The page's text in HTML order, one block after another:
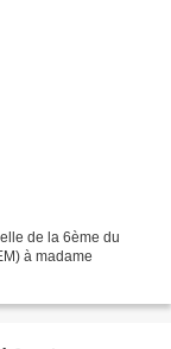
de la 6ème du
à madame